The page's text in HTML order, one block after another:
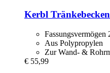
Kerbl
Fassungsvermögen
Aus Polypropylen
Zur Wand- &
€ 55,99